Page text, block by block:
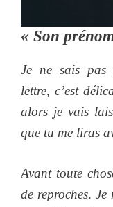
« Son
Je ne sais pas
lettre, c’est
alors je vais
que tu me liras
Avant toute
de reproches.Je